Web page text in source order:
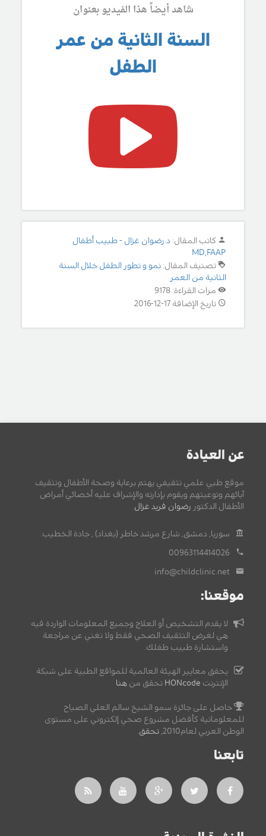
شاهد أيضاً هذا الفيديو بعنوان
السنة الثانية من عمر
الطفل
كاتب المقال: د.رضوان غزال - طبيب أطفال
MD,FAAP
تصنيف المقال:نمو و تطور الطفل خلال السنة
الثانية من العمر
مرات القراءة: 9178
تاريخ الإضافة 17-12-2016
عن العيادة
موقع طبي علمي تثقيفي يهتم برعاية وصحة الأطفال وتثقيف
آبائهم وتوعيتهم ويقوم بإدارته والإشراف عليه أخصائي أمراض
الأطفال الدكتور رضوان فريد غزال.
سوريا, دمشق, شارع مرشد خاطر (بغداد) , جادة الخطيب.
00963114414026
info@childclinic.net
موقعنا:
لا يقدم التشخيص أو العلاج وجميع المعلومات الواردة فيه
هي لغرض التثقيف الصحي فقط ولا تغني عن مراجعة
واستشارة طبيب طفلك.
يحقق معايير الهيئة العالمية للمواقع الطبية على شبكة
الإنترنت HONcode تحقق من هنا
حاصل على جائزة سمو الشيخ سالم العلي الصباح
للمعلوماتية كأفضل مشروع صحي إلكتروني على مستوى
الوطن العربي لعام2010,
تحقق.
تابعنا